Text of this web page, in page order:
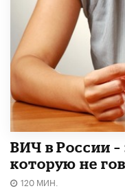
ВИЧ в России
которую не
120 МИН.